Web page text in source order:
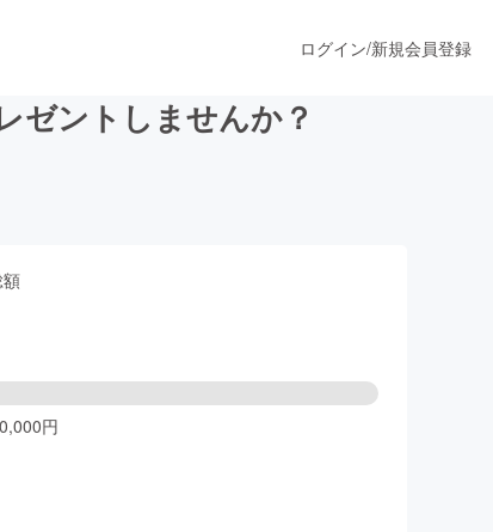
ログイン/新規会員登録
ゼントしませんか？
円